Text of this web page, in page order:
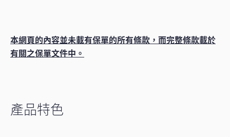
本網頁的內容並未載有保單的所有條款，而完整條款載於
有關之保單文件中。
產品特色